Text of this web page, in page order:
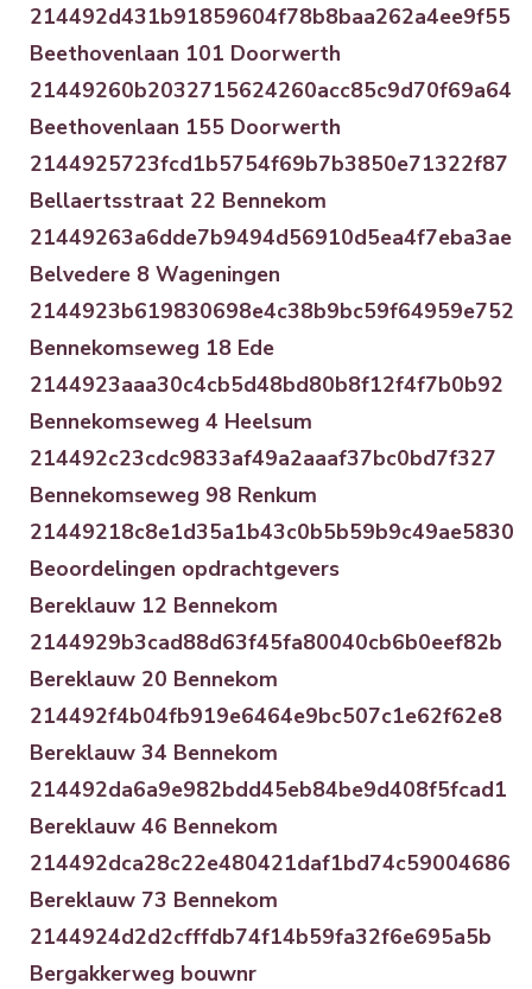
214492d431b91859604f78b8baa262a4ee9f55
Beethovenlaan 101 Doorwerth
21449260b2032715624260acc85c9d70f69a64
Beethovenlaan 155 Doorwerth
2144925723fcd1b5754f69b7b3850e71322f87
Bellaertsstraat 22 Bennekom
21449263a6dde7b9494d56910d5ea4f7eba3ae
Belvedere 8 Wageningen
2144923b619830698e4c38b9bc59f64959e752
Bennekomseweg 18 Ede
2144923aaa30c4cb5d48bd80b8f12f4f7b0b92
Bennekomseweg 4 Heelsum
214492c23cdc9833af49a2aaaf37bc0bd7f327
Bennekomseweg 98 Renkum
21449218c8e1d35a1b43c0b5b59b9c49ae5830
Beoordelingen opdrachtgevers
Bereklauw 12 Bennekom
2144929b3cad88d63f45fa80040cb6b0eef82b
Bereklauw 20 Bennekom
214492f4b04fb919e6464e9bc507c1e62f62e8
Bereklauw 34 Bennekom
214492da6a9e982bdd45eb84be9d408f5fcad1
Bereklauw 46 Bennekom
214492dca28c22e480421daf1bd74c59004686
Bereklauw 73 Bennekom
2144924d2d2cfffdb74f14b59fa32f6e695a5b
Bergakkerweg bouwnr